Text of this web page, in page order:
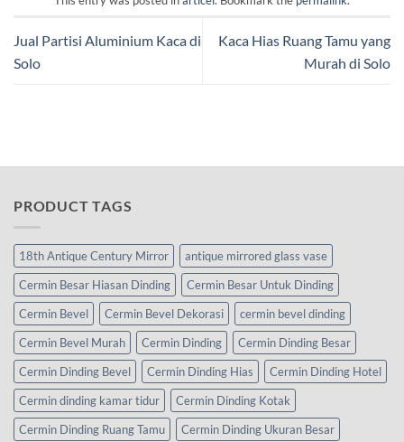
Jual Partisi Aluminium Kaca di
Solo
Kaca Hias Ruang Tamu yang
Murah di Solo
PRODUCT TAGS
18th Antique Century Mirror
antique mirrored glass vase
Cermin Besar Hiasan Dinding
Cermin Besar Untuk Dinding
Cermin Bevel
Cermin Bevel Dekorasi
cermin bevel dinding
Cermin Bevel Murah
Cermin Dinding
Cermin Dinding Besar
Cermin Dinding Bevel
Cermin Dinding Hias
Cermin Dinding Hotel
Cermin dinding kamar tidur
Cermin Dinding Kotak
Cermin Dinding Ruang Tamu
Cermin Dinding Ukuran Besar